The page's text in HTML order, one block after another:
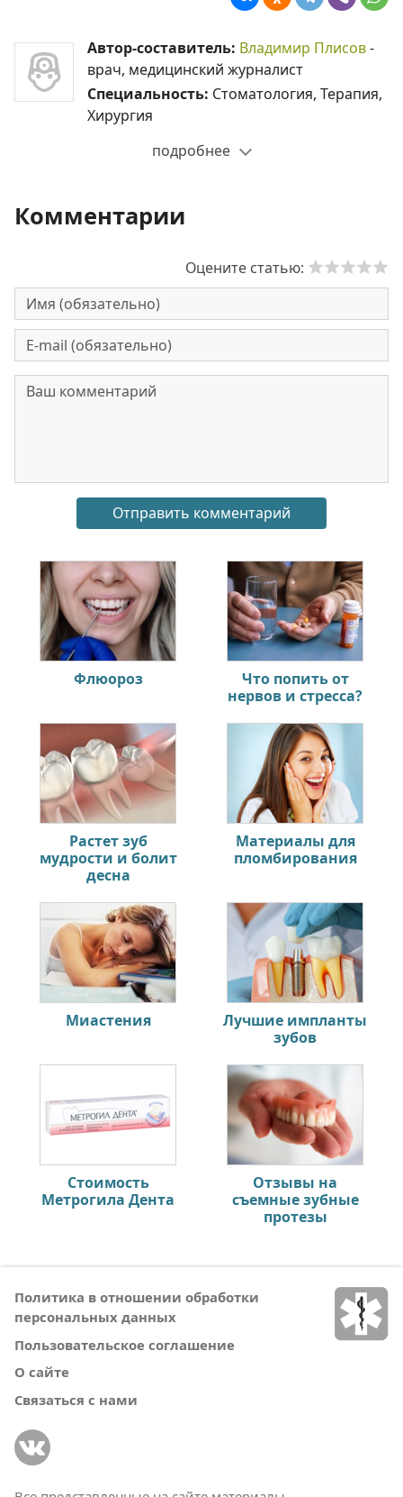
Автор-составитель: Владимир Плисов-
врач, медицинский журналист
Специальность: Стоматология, Терапия,
Хирургия
подробнее
Комментарии
Оцените статью:
Флюороз
Что попить от
нервов и стресса?
Растет зуб
мудрости и болит
десна
Материалы для
пломбирования
Миастения
Лучшие импланты
зубов
Стоимость
Метрогила Дента
Отзывы на
съемные зубные
протезы
Политика в отношении обработки
персональных данных
Пользовательское соглашение
О сайте
Связаться с нами